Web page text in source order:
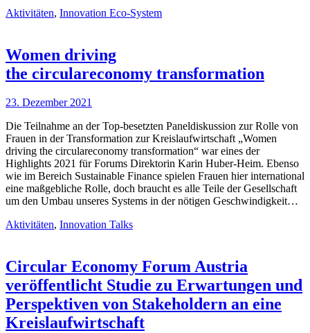
Aktivitäten, Innovation Eco-System
Women driving
the circulareconomy transformation
23. Dezember 2021
Die Teilnahme an der Top-besetzten Paneldiskussion zur Rolle von
Frauen in der Transformation zur Kreislaufwirtschaft „Women
driving the circulareconomy transformation“ war eines der
Highlights 2021 für Forums Direktorin Karin Huber-Heim. Ebenso
wie im Bereich Sustainable Finance spielen Frauen hier international
eine maßgebliche Rolle, doch braucht es alle Teile der Gesellschaft
um den Umbau unseres Systems in der nötigen Geschwindigkeit…
Aktivitäten, Innovation Talks
Circular Economy Forum Austria
veröffentlicht Studie zu Erwartungen und
Perspektiven von Stakeholdern an eine
Kreislaufwirtschaft